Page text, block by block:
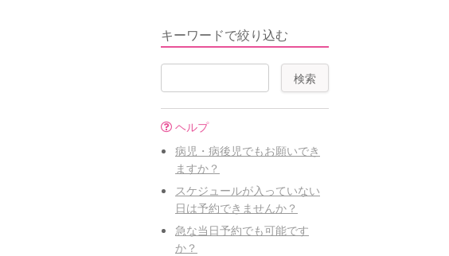
キーワードで絞り込む
ヘルプ
病児・病後児でもお願いでき
ますか？
スケジュールが入っていない
日は予約できませんか？
急な当日予約でも可能です
か？